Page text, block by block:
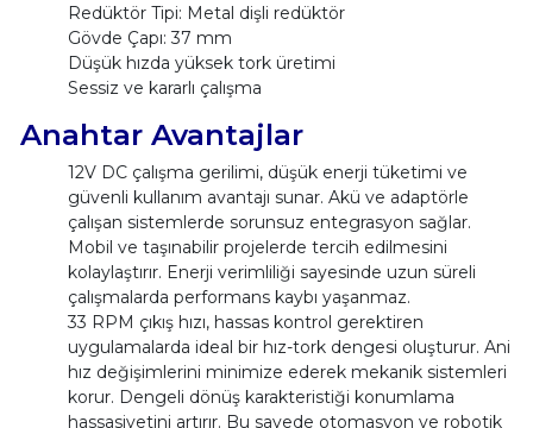
Redüktör Tipi: Metal dişli redüktör
Gövde Çapı: 37 mm
Düşük hızda yüksek tork üretimi
Sessiz ve kararlı çalışma
Anahtar Avantajlar
12V DC çalışma gerilimi, düşük enerji tüketimi ve
güvenli kullanım avantajı sunar. Akü ve adaptörle
çalışan sistemlerde sorunsuz entegrasyon sağlar.
Mobil ve taşınabilir projelerde tercih edilmesini
kolaylaştırır. Enerji verimliliği sayesinde uzun süreli
çalışmalarda performans kaybı yaşanmaz.
33 RPM çıkış hızı, hassas kontrol gerektiren
uygulamalarda ideal bir hız-tork dengesi oluşturur. Ani
hız değişimlerini minimize ederek mekanik sistemleri
korur. Dengeli dönüş karakteristiği konumlama
hassasiyetini artırır. Bu sayede otomasyon ve robotik